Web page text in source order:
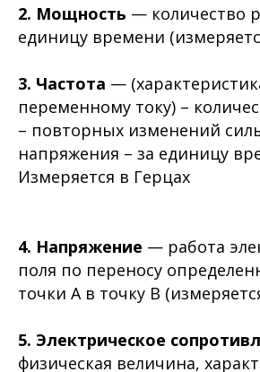
2. Мощность — количество
единицу времени
3. Частота —
переменному току) –
– повторных изменений
напряжения – за единицу
Измеряется в Герцах
4. Напряжение — работа
поля по переносу
точки А в точку B
5. Электрическое
физическая величина,